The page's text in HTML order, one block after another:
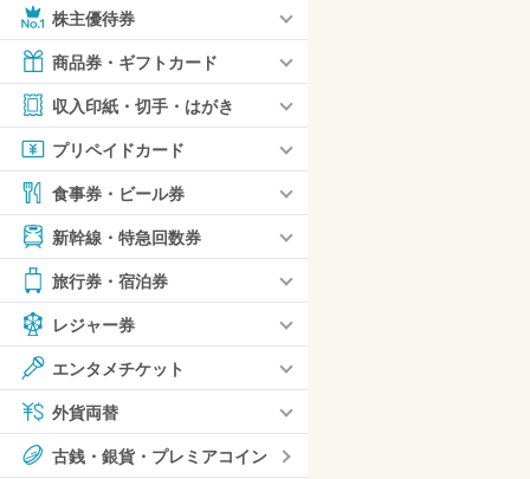
株主優待券
商品券・ギフトカード
収入印紙・切手・はがき
プリペイドカード
食事券・ビール券
新幹線・特急回数券
旅行券・宿泊券
レジャー券
エンタメチケット
外貨両替
古銭・銀貨・プレミアコイン